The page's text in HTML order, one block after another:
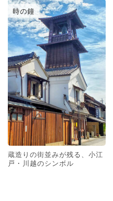
時の鐘
蔵造りの街並みが残る、小江
戸・川越のシンボル